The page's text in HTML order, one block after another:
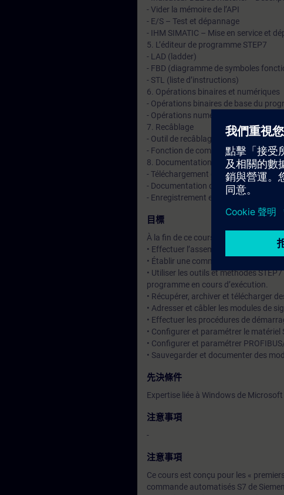
- Vider la mémoire de l’API
- E/S – Test et dépannage
- IHM SIMATIC – Mise en service et
5. L’éditeur de programme STEP7
- LAD (ladder)
- FBD (diagramme de symboles
- STL (liste d’instructions)
6. Opérations binaires et numériques
- Opérations binaires de base du
- Opérations numériques de base du
7. Recâblage
- Outil de recâblage
- Fonction de comparaison de bloc S7
8. Documentation et enregistrement
- Téléchargement de programmes à
- Documentation d’un bloc
- Enregistrement et récupération
目標
À la fin de ce cours, le participant
• Effectuer l’assemblage matériel de
• Établir une communication API avec
• Utiliser les outils et méthodes
programme en cours d’exécution.
• Récupérer, archiver et télécharger
• Adresser et câbler les modules de
• Effectuer les procédures de
• Configurer et paramétrer le matériel
• Configurer et paramétrer
• Sauvegarder et documenter des
先決條件
Expertise liée à Windows de Microsoft
注意事項
-
注意事項
Ce cours est conçu pour les «
commande automatisés S7 de